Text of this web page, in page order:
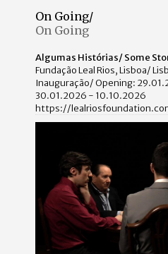
On Going/
On Going
Algumas Histórias/ Some
Fundação Leal Rios, Lisboa/
Inauguração/ Opening:
30.01.2026 - 10.10.2026
https://